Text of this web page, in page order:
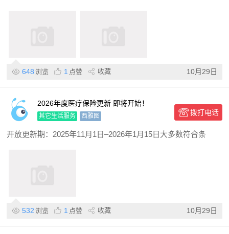
648 浏览 1 点赞 收藏 10月29日
2026年度医疗保险更新 即将开始！
其它生活服务 西雅图 拨打电话
开放更新期：2025年11月1日–2026年1月15日大多数符合条
532 浏览 1 点赞 收藏 10月29日